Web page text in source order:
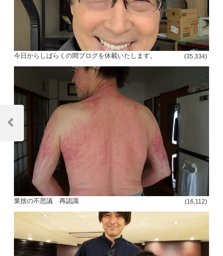
稿
Previous
今日からしばらくの間ブログを休載いたします。 (35,334)
業捨の不思議 再認識 (16,112)